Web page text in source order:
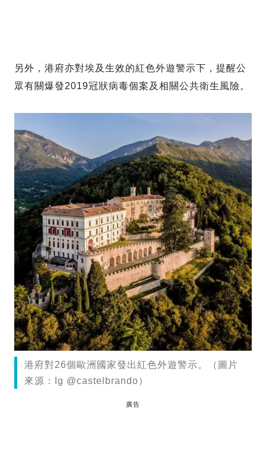
另外，港府亦對埃及生效的紅色外遊警示下，提醒公
眾有關爆發2019冠狀病毒個案及相關公共衛生風險。
港府對26個歐洲國家發出紅色外遊警示。（圖片
來源：Ig @castelbrando）
廣告